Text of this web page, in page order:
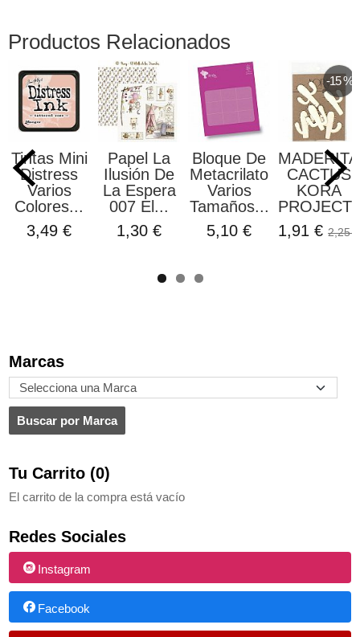
Marcas
Tu Carrito (0)
El carrito de la compra está vacío
Redes Sociales
Instagram
Facebook
Productos Relacionados
Tintas Mini
Distress
Varios
Colores...
3,49 €
Papel La
Ilusión De
La Espera
007 El...
1,30 €
Bloque De
Metacrilato
Varios
Tamaños...
5,10 €
-15 %
CACTUS
KORA
1,91 € 2,25 €